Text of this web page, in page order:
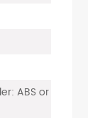
ABS or